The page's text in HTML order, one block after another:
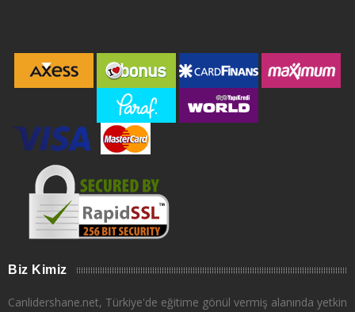
Biz Kimiz
Canlidershane.net, Türkiye'de eğitime gönül vermiş alanında yetkin